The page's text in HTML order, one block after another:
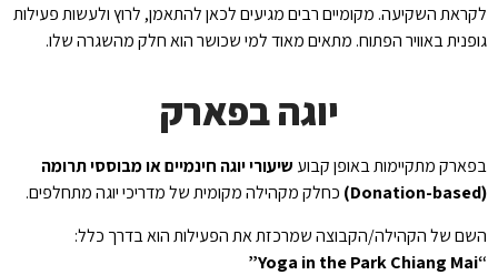
לקראת השקיעה. מקומיים רבים מגיעים לכאן להתאמן, לרוץ ולעשות פעילות
גופנית באוויר הפתוח. מתאים מאוד למי שכושר הוא חלק מהשגרה שלו.
יוגה בפארק
בפארק מתקיימות באופן קבוע שיעורי יוגה חינמיים או מבוססי תרומה
(Donation-based)
כחלק מקהילה מקומית של מדריכי יוגה מתחלפים.
השם של הקהילה/הקבוצה שמרכזת את הפעילות הוא בדרך כלל:
“Yoga in the Park Chiang Mai”